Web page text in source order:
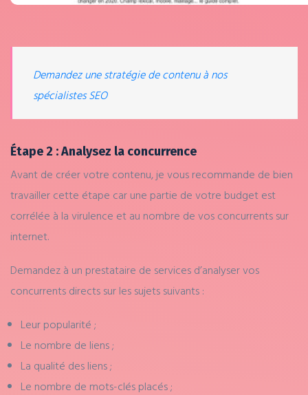
Demandez une stratégie de contenu à nos
spécialistes SEO
Étape 2 : Analysez la concurrence
Avant de créer votre contenu, je vous recommande de bien
travailler cette étape car une partie de votre budget est
corrélée à la virulence et au nombre de vos concurrents sur
internet.
Demandez à un prestataire de services d’analyser vos
concurrents directs sur les sujets suivants :
Leur popularité ;
Le nombre de liens ;
La qualité des liens ;
Le nombre de mots-clés placés ;